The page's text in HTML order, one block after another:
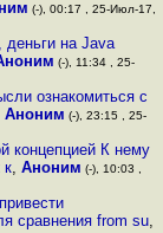
(-), 00:17 , 25-Июл-17,
деньги на Java
(-), 11:34 , 25-
ознакомиться с
Аноним (-), 23:15 , 25-
концепцией К нему
к, Аноним (-), 10:03 ,
сравнения from su,